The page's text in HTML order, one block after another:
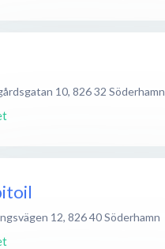
10, 826 32 Söderhamn
12, 826 40Söderhamn